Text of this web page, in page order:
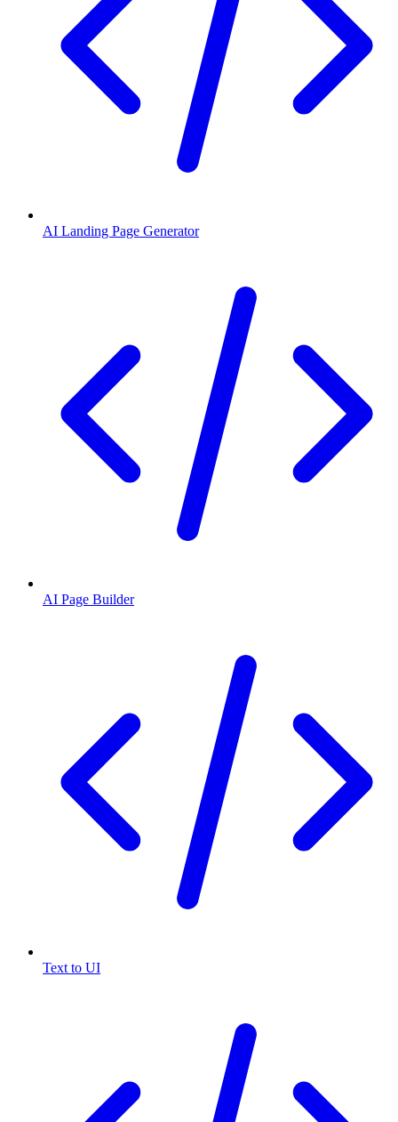
AI Landing Page Generator
AI Page Builder
Text to UI